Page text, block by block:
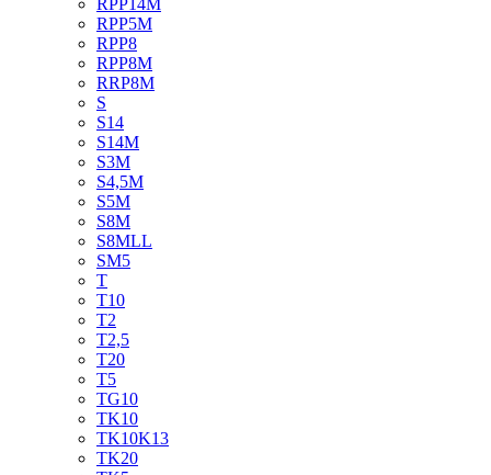
RPP14M
RPP5M
RPP8
RPP8M
RRP8M
S
S14
S14M
S3M
S4,5M
S5M
S8M
S8MLL
SM5
T
T10
T2
T2,5
T20
T5
TG10
TK10
TK10K13
TK20